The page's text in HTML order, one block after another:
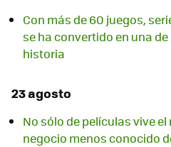
Con más de 60 juegos,
se ha convertido en una
historia
23 agosto
No sólo de películas vive
negocio menos conocido